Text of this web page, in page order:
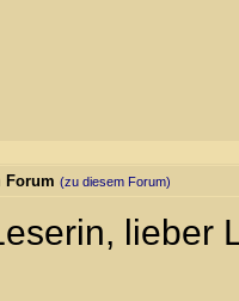
Forum (zu diesem Forum)
lieber